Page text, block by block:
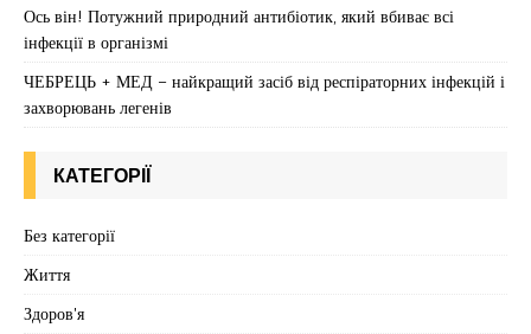
Ось він! Потужний природний антибіотик, який вбиває всі
інфекції в організмі
ЧЕБРЕЦЬ + МЕД – найкращий засіб від респіраторних інфекцій і
захворювань легенів
КАТЕГОРІЇ
Без категорії
Життя
Здоров'я